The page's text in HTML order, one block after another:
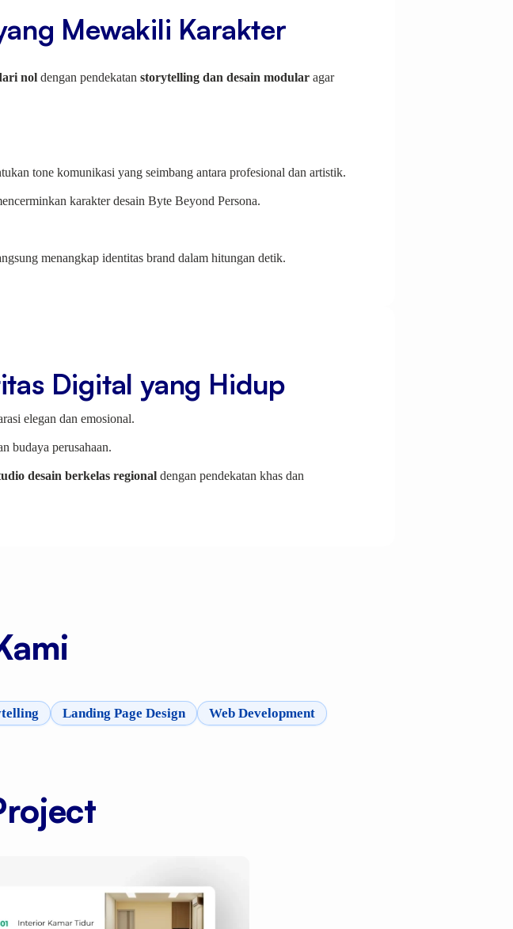
Mewakili Karakter
nol dengan pendekatan storytelling dan desain modular agar
tone komunikasi yang seimbang antara profesional dan artistik.
karakter desain Byte Beyond Persona.
menangkap identitas brand dalam hitungan detik.
Digital yang Hidup
elegan dan emosional.
budaya perusahaan.
desain berkelas regional dengan pendekatan khas dan
Landing Page Design Web Development